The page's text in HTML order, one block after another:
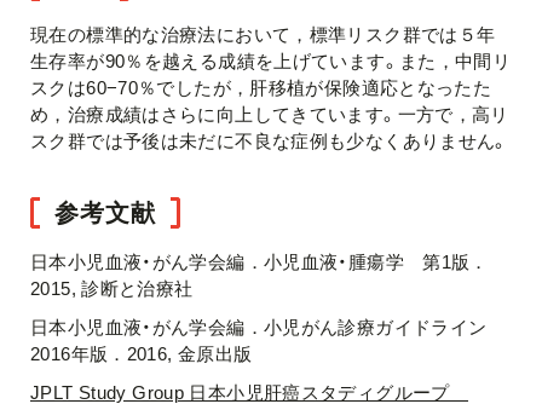
現在の標準的な治療法において，標準リスク群では５年
生存率が90％を越える成績を上げています。また，中間リ
スクは60−70％でしたが，肝移植が保険適応となったた
め，治療成績はさらに向上してきています。一方で，高リ
スク群では予後は未だに不良な症例も少なくありません。
参考文献
日本小児血液・がん学会編．小児血液・腫瘍学 第1版．
2015, 診断と治療社
日本小児血液・がん学会編．小児がん診療ガイドライン
2016年版．2016, 金原出版
JPLT Study Group 日本小児肝癌スタディグループ